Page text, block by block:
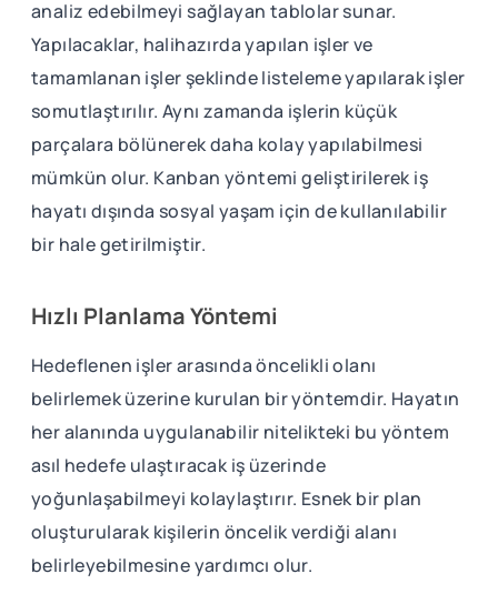
analiz edebilmeyi sağlayan tablolar sunar.
Yapılacaklar, halihazırda yapılan işler ve
tamamlanan işler şeklinde listeleme yapılarak işler
somutlaştırılır. Aynı zamanda işlerin küçük
parçalara bölünerek daha kolay yapılabilmesi
mümkün olur. Kanban yöntemi geliştirilerek iş
hayatı dışında sosyal yaşam için de kullanılabilir
bir hale getirilmiştir.
Hızlı Planlama Yöntemi
Hedeflenen işler arasında öncelikli olanı
belirlemek üzerine kurulan bir yöntemdir. Hayatın
her alanında uygulanabilir nitelikteki bu yöntem
asıl hedefe ulaştıracak iş üzerinde
yoğunlaşabilmeyi kolaylaştırır. Esnek bir plan
oluşturularak kişilerin öncelik verdiği alanı
belirleyebilmesine yardımcı olur.